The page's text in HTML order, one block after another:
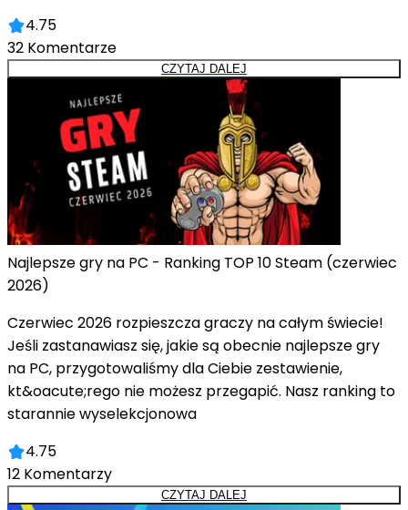
4.75
32 Komentarze
CZYTAJ DALEJ
Najlepsze gry na PC - Ranking TOP 10 Steam (czerwiec
2026)
Czerwiec 2026 rozpieszcza graczy na całym świecie!
Jeśli zastanawiasz się, jakie są obecnie najlepsze gry
na PC, przygotowaliśmy dla Ciebie zestawienie,
kt&oacute;rego nie możesz przegapić. Nasz ranking to
starannie wyselekcjonowa
4.75
12 Komentarzy
CZYTAJ DALEJ